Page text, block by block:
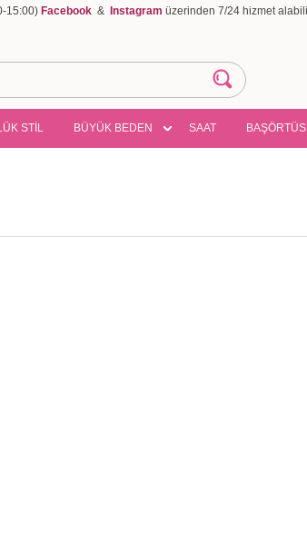
15:00) Facebook & Instagram üzerinden 7/24 hizmet
STİL BÜYÜK BEDEN SAAT